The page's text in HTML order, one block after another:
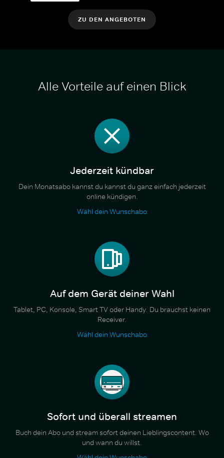
ZU DEN ANGEBOTEN
Alle Vorteile auf einen Blick
Jederzeit kündbar
Dein Monatsabo kannst du kannst du ganz einfach jederzeit
online kündigen.
Wähl dein Wunschabo
Auf dem Gerät deiner Wahl
Tablet, PC, Konsole, Smart TV oder Handy. Du brauchst keinen
Receiver.
Wähl dein Wunschabo
Sofort und überall streamen
Buch dein Abo und stream sofort deinen Lieblingscontent. Wo
und wann du willst.